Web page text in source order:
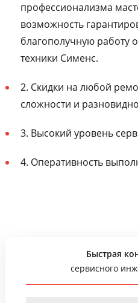
профессионализма
возможность
благополучную работу
техники Сименс.
2. Скидки на любой
сложности и
3. Высокий уровень
4. Оперативность
Быстрая
сервисного